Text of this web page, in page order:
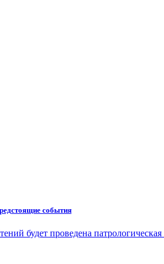
события
будет проведена